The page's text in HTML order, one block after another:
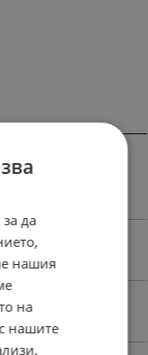
да
нашия
на
нашите